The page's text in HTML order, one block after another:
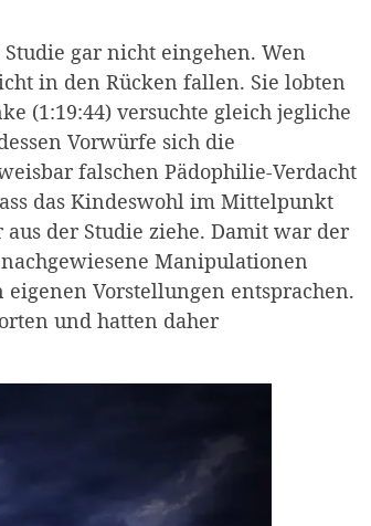
gar nicht eingehen. Wen
in den Rücken fallen. Sie lobten
(1:19:44) versuchte gleich jegliche
Vorwürfe sich die
falschen Pädophilie-Verdacht
das Kindeswohl im Mittelpunkt
der Studie ziehe. Damit war der
Manipulationen
Vorstellungen entsprachen.
und hatten daher